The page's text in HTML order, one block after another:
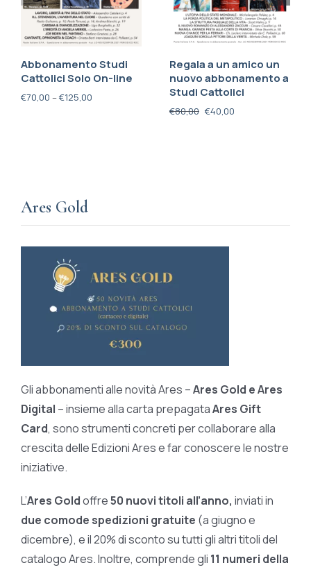
Abbonamento Studi
Cattolici Solo On-line
€70,00 –€125,00
Regala a un amico un
nuovo abbonamento a
Studi Cattolici
€80,00 €40,00
Ares Gold
Gli abbonamenti alle novità Ares –Ares Gold e Ares
Digital – insieme alla carta prepagataAres Gift
Card, sono strumenti concreti per collaborare alla
crescita delle Edizioni Ares e far conoscere le nostre
iniziative.
L’Ares Goldoffre50 nuovi titoli all’anno, inviati in
due comode spedizioni gratuite (a giugno e
dicembre), e il 20% di sconto su tutti gli altri titoli del
catalogo Ares. Inoltre, comprende gli 11 numeri della